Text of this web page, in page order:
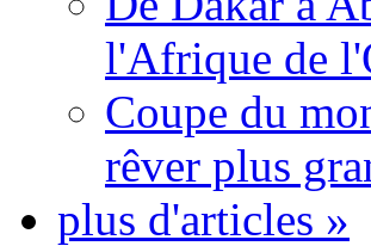
l'Afrique de
Coupe du
rêver plus
plus d'articles »